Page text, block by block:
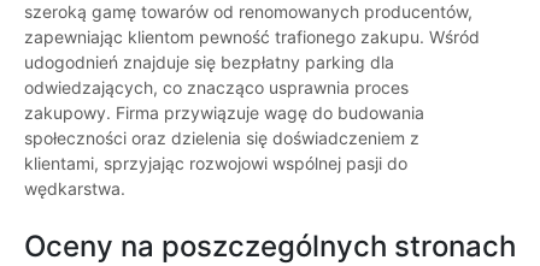
szeroką gamę towarów od renomowanych producentów,
zapewniając klientom pewność trafionego zakupu. Wśród
udogodnień znajduje się bezpłatny parking dla
odwiedzających, co znacząco usprawnia proces
zakupowy. Firma przywiązuje wagę do budowania
społeczności oraz dzielenia się doświadczeniem z
klientami, sprzyjając rozwojowi wspólnej pasji do
wędkarstwa.
Oceny na poszczególnych stronach